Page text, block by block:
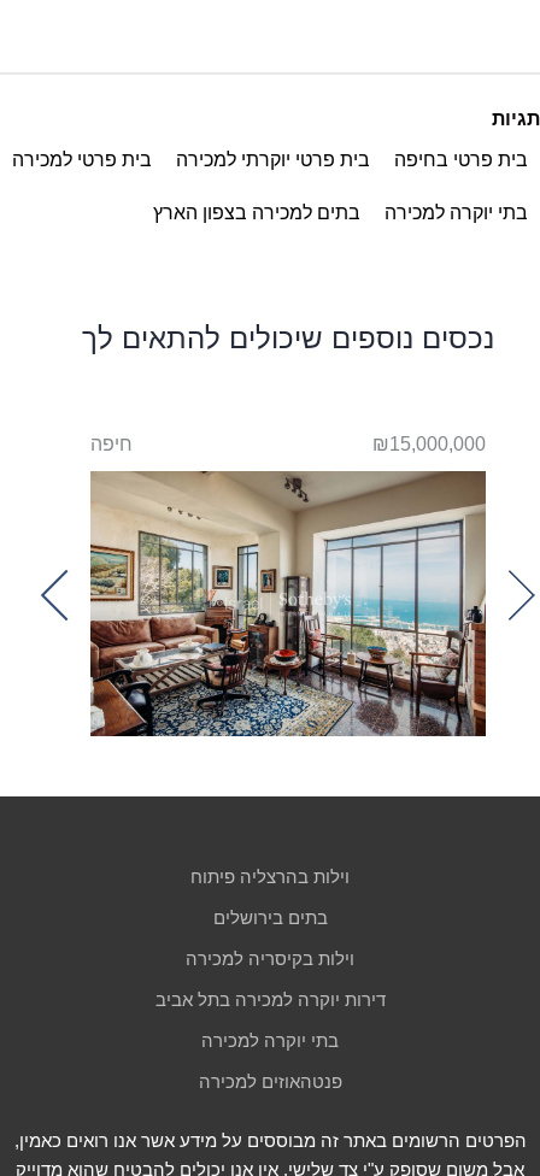
תגיות
בית פרטי בחיפה
בית פרטי יוקרתי למכירה בית פרטי למכירה
בתי יוקרה למכירה בתים למכירה בצפון הארץ
נכסים נוספים שיכולים להתאים לך
₪15,000,000 חיפה
וילות בהרצליה פיתוח
בתים בירושלים
וילות בקיסריה למכירה
דירות יוקרה למכירה בתל אביב
בתי יוקרה למכירה
פנטהאוזים למכירה
הפרטים הרשומים באתר זה מבוססים על מידע אשר אנו רואים כאמין,
אבל משום שסופק ע"י צד שלישי, אין אנו יכולים להבטיח שהוא מדוייק